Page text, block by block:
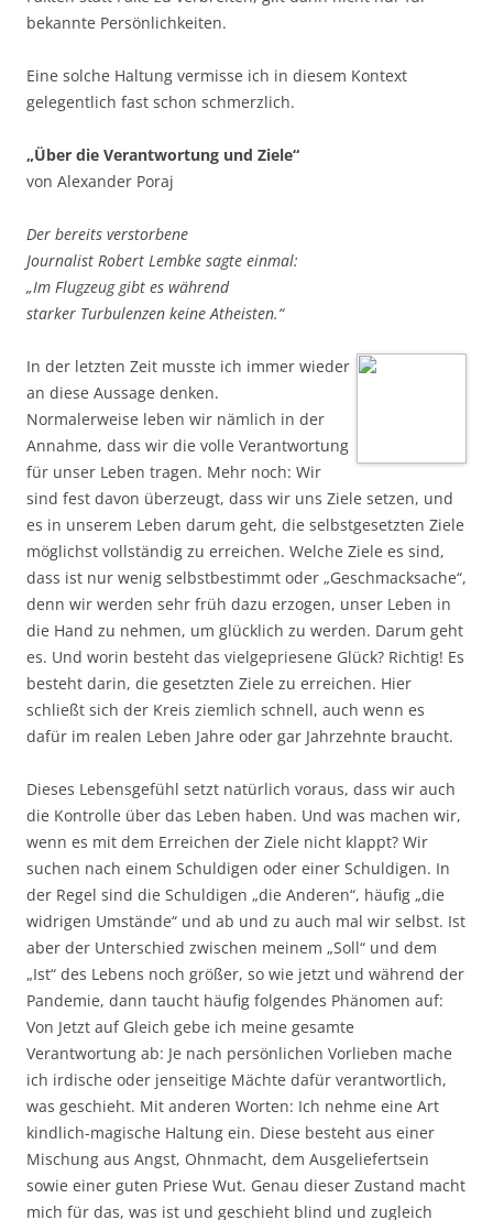
bekannte Persönlichkeiten.
Eine solche Haltung vermisse ich in diesem Kontext
gelegentlich fast schon schmerzlich.
„Über die Verantwortung und Ziele“
von Alexander Poraj
Der bereits verstorbene
Journalist Robert Lembke sagte einmal:
„Im Flugzeug gibt es während
starker Turbulenzen keine Atheisten.“
In der letzten Zeit musste ich immer wieder
an diese Aussage denken.
Normalerweise leben wir nämlich in der
Annahme, dass wir die volle Verantwortung
für unser Leben tragen. Mehr noch: Wir
sind fest davon überzeugt, dass wir uns Ziele setzen, und
es in unserem Leben darum geht, die selbstgesetzten Ziele
möglichst vollständig zu erreichen. Welche Ziele es sind,
dass ist nur wenig selbstbestimmt oder „Geschmacksache“,
denn wir werden sehr früh dazu erzogen, unser Leben in
die Hand zu nehmen, um glücklich zu werden. Darum geht
es. Und worin besteht das vielgepriesene Glück? Richtig! Es
besteht darin, die gesetzten Ziele zu erreichen. Hier
schließt sich der Kreis ziemlich schnell, auch wenn es
dafür im realen Leben Jahre oder gar Jahrzehnte braucht.
Dieses Lebensgefühl setzt natürlich voraus, dass wir auch
die Kontrolle über das Leben haben. Und was machen wir,
wenn es mit dem Erreichen der Ziele nicht klappt? Wir
suchen nach einem Schuldigen oder einer Schuldigen. In
der Regel sind die Schuldigen „die Anderen“, häufig „die
widrigen Umstände“ und ab und zu auch mal wir selbst. Ist
aber der Unterschied zwischen meinem „Soll“ und dem
„Ist“ des Lebens noch größer, so wie jetzt und während der
Pandemie, dann taucht häufig folgendes Phänomen auf:
Von Jetzt auf Gleich gebe ich meine gesamte
Verantwortung ab: Je nach persönlichen Vorlieben mache
ich irdische oder jenseitige Mächte dafür verantwortlich,
was geschieht. Mit anderen Worten: Ich nehme eine Art
kindlich-magische Haltung ein. Diese besteht aus einer
Mischung aus Angst, Ohnmacht, dem Ausgeliefertsein
sowie einer guten Priese Wut. Genau dieser Zustand macht
mich für das, was ist und geschieht blind und zugleich